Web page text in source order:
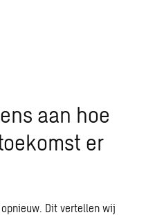
aan hoe
er
Dit vertellen wij